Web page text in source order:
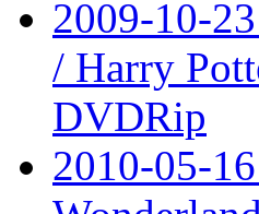
2009-10-
/ Harry
DVDRip
2010-05-